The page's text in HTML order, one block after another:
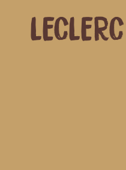
LECLERC